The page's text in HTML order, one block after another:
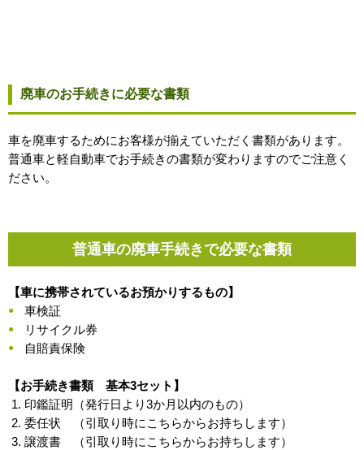
廃車のお手続きに必要な書類
車を廃車するためにお客様が揃えていただく書類があります。
普通車と軽自動車でお手続きの書類が変わりますのでご注意く
ださい。
普通車の廃車手続きで必要な書類
【車に携帯されているお預かりするもの】
車検証
リサイクル券
自賠責保険
【お手続き書類 基本3セット】
印鑑証明（発行日より3か月以内のもの）
委任状 （引取り時にこちらからお持ちします）
譲渡書 （引取り時にこちらからお持ちします）